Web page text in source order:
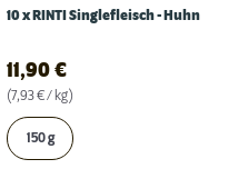
10 x RINTI Singlefleisch - Huhn
11,90 €
(7,93 € / kg)
150 g